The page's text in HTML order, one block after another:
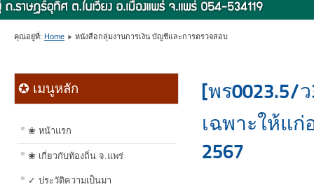
คุณอยู่ที่: Home หนังสือกลุ่มงานการเงิน บัญชีและการตรวจสอบ
✪ เมนูหลัก
❀ หน้าแรก
❀ เกี่ยวกับท้องถิ่น จ.แพร่
✓ ประวัติความเป็นมา
[พร0023.5/
เฉพาะให้แ
2567